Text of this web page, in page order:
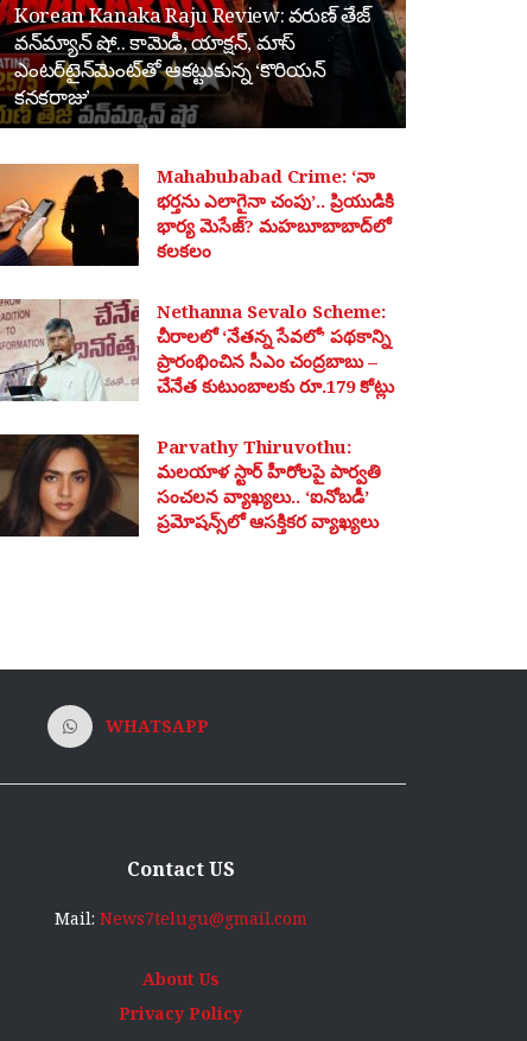
Korean Kanaka Raju Review: వరుణ్ తేజ్
వన్‌మ్యాన్ షో.. కామెడీ, యాక్షన్, మాస్
ఎంటర్‌టైన్‌మెంట్‌తో ఆకట్టుకున్న ‘కొరియన్
కనకరాజు’
Mahabubabad Crime: ‘నా
భర్తను ఎలాగైనా చంపు’.. ప్రియుడికి
భార్య మెసేజ్? మహబూబాబాద్‌లో
కలకలం
Nethanna Sevalo Scheme:
చీరాలలో ‘నేతన్న సేవలో’ పథకాన్ని
ప్రారంభించిన సీఎం చంద్రబాబు –
చేనేత కుటుంబాలకు రూ.179 కోట్లు
Parvathy Thiruvothu:
మలయాళ స్టార్ హీరోలపై పార్వతి
సంచలన వ్యాఖ్యలు.. ‘ఐనోబడీ’
ప్రమోషన్స్‌లో ఆసక్తికర వ్యాఖ్యలు
WHATSAPP
Contact US
Mail: News7telugu@gmail.com
About Us
Privacy Policy